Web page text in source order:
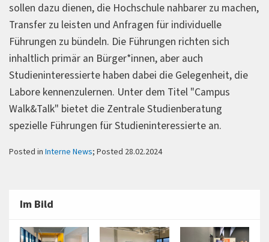
sollen dazu dienen, die Hochschule nahbarer zu machen,
Transfer zu leisten und Anfragen für individuelle
Führungen zu bündeln. Die Führungen richten sich
inhaltlich primär an Bürger*innen, aber auch
Studieninteressierte haben dabei die Gelegenheit, die
Labore kennenzulernen. Unter dem Titel "Campus
Walk&Talk" bietet die Zentrale Studienberatung
spezielle Führungen für Studieninteressierte an.
Posted in Interne News; Posted 28.02.2024
Im Bild